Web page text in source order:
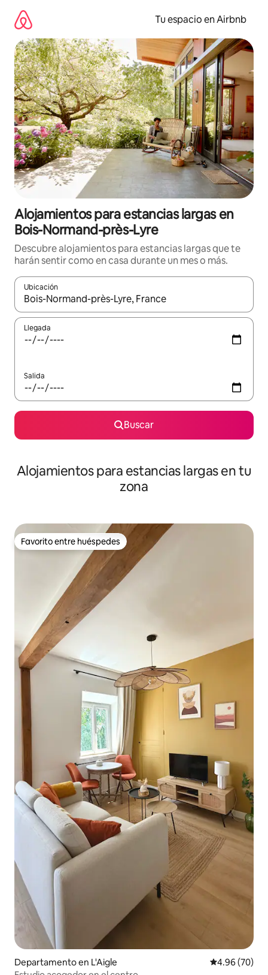
contenido
Tu espacio en Airbnb
Alojamientos para estancias largas en
Bois-Normand-près-Lyre
Descubre alojamientos para estancias largas que te
harán sentir como en casa durante un mes o más.
Ubicación
Cuando los resultados estén disponibles, podrás navegar
Llegada
Salida
Buscar
Alojamientos para estancias largas en tu
zona
Favorito entre huéspedes
Favorito entre huéspedes
Departamento en L'Aigle Calificación
4.96 (70)